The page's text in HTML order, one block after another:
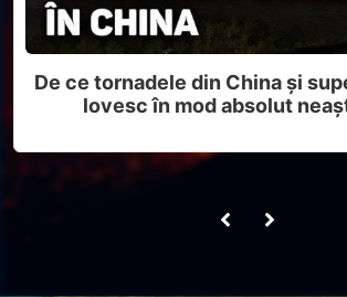
De ce tornadele din China și
lovesc în mod absolut